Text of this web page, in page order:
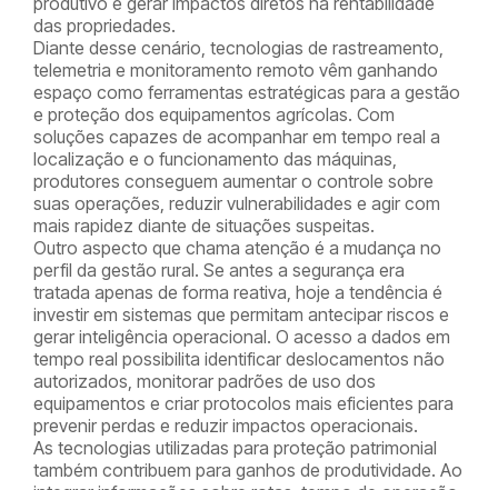
das propriedades.
Diante desse cenário, tecnologias de rastreamento,
telemetria e monitoramento remoto vêm ganhando
espaço como ferramentas estratégicas para a gestão
e proteção dos equipamentos agrícolas. Com
soluções capazes de acompanhar em tempo real a
localização e o funcionamento das máquinas,
produtores conseguem aumentar o controle sobre
suas operações, reduzir vulnerabilidades e agir com
mais rapidez diante de situações suspeitas.
Outro aspecto que chama atenção é a mudança no
perfil da gestão rural. Se antes a segurança era
tratada apenas de forma reativa, hoje a tendência é
investir em sistemas que permitam antecipar riscos e
gerar inteligência operacional. O acesso a dados em
tempo real possibilita identificar deslocamentos não
autorizados, monitorar padrões de uso dos
equipamentos e criar protocolos mais eficientes para
prevenir perdas e reduzir impactos operacionais.
As tecnologias utilizadas para proteção patrimonial
também contribuem para ganhos de produtividade. Ao